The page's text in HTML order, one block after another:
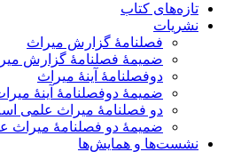
تازه‌های کتاب
نشریات
فصلنامۀ گزارش میراث
ضمیمۀ فصلنامۀ گزارش
دوفصلنامۀ آینۀ میراث
ضمیمۀ دوفصلنامۀ آینۀ
دو فصلنامۀ میراث علمی
ضمیمۀ دو فصلنامۀ میراث
نشست‌ها و همایش‌ها